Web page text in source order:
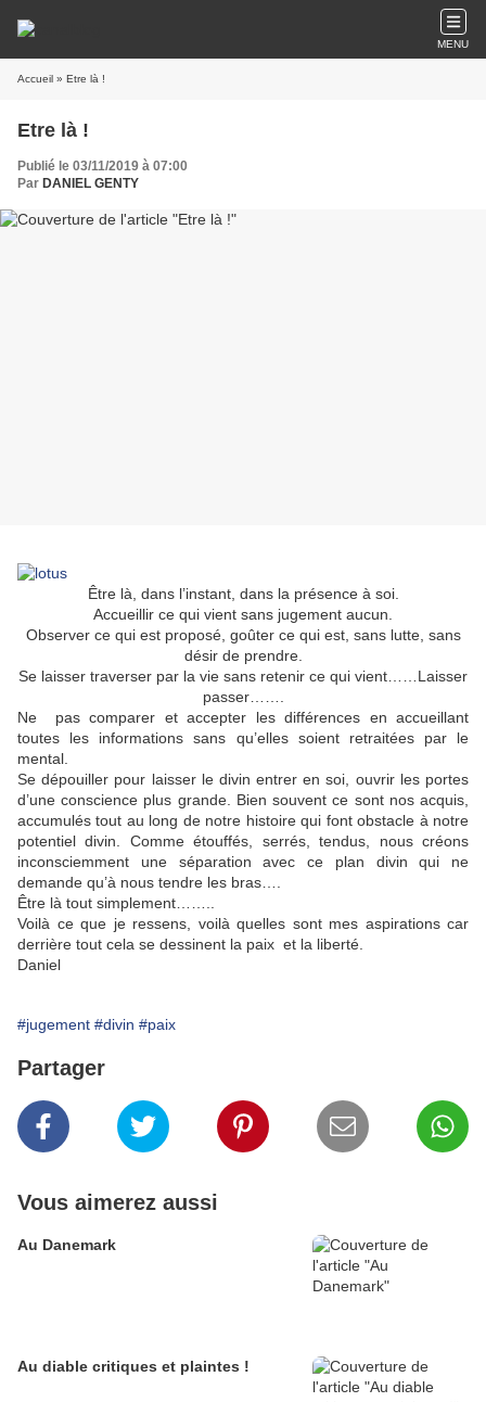
MENU
Accueil » Etre là !
Etre là !
Publié le 03/11/2019 à 07:00
Par DANIEL GENTY
Être là, dans l’instant, dans la présence à soi.
Accueillir ce qui vient sans jugement aucun.
Observer ce qui est proposé, goûter ce qui est, sans lutte, sans
désir de prendre.
Se laisser traverser par la vie sans retenir ce qui vient……Laisser
passer…….
Ne pas comparer et accepter les différences en accueillant
toutes les informations sans qu’elles soient retraitées par le
mental.
Se dépouiller pour laisser le divin entrer en soi, ouvrir les portes
d’une conscience plus grande. Bien souvent ce sont nos acquis,
accumulés tout au long de notre histoire qui font obstacle à notre
potentiel divin. Comme étouffés, serrés, tendus, nous créons
inconsciemment une séparation avec ce plan divin qui ne
demande qu’à nous tendre les bras….
Être là tout simplement……..
Voilà ce que je ressens, voilà quelles sont mes aspirations car
derrière tout cela se dessinent la paix et la liberté.
Daniel
#jugement #divin #paix
Partager
Vous aimerez aussi
Au Danemark
Au diable critiques et plaintes !